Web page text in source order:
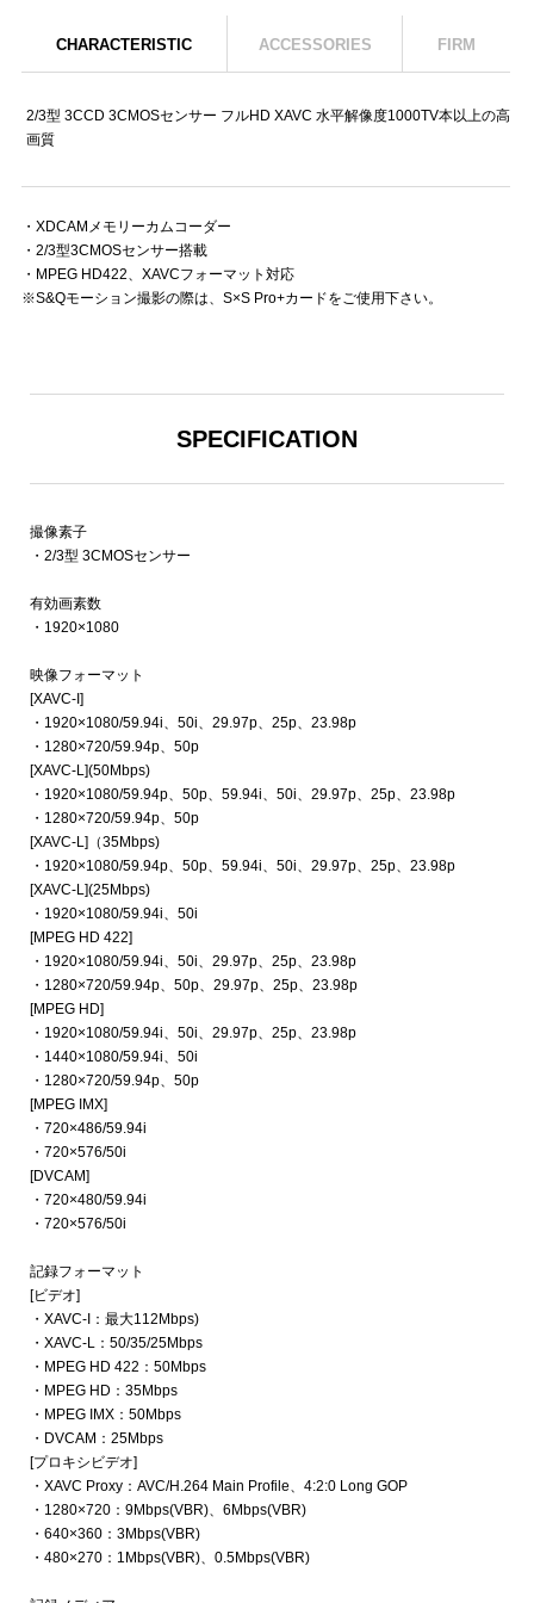
CHARACTERISTIC ACCESSORIES FIRM
2/3型 3CCD 3CMOSセンサー フルHD XAVC 水平解像度1000TV本以上の高
画質
・XDCAMメモリーカムコーダー
・2/3型3CMOSセンサー搭載
・MPEG HD422、XAVCフォーマット対応
※S&Qモーション撮影の際は、S×S Pro+カードをご使用下さい。
SPECIFICATION
撮像素子
・2/3型 3CMOSセンサー
有効画素数
・1920×1080
映像フォーマット
[XAVC-I]
・1920×1080/59.94i、50i、29.97p、25p、23.98p
・1280×720/59.94p、50p
[XAVC-L](50Mbps)
・1920×1080/59.94p、50p、59.94i、50i、29.97p、25p、23.98p
・1280×720/59.94p、50p
[XAVC-L]（35Mbps)
・1920×1080/59.94p、50p、59.94i、50i、29.97p、25p、23.98p
[XAVC-L](25Mbps)
・1920×1080/59.94i、50i
[MPEG HD 422]
・1920×1080/59.94i、50i、29.97p、25p、23.98p
・1280×720/59.94p、50p、29.97p、25p、23.98p
[MPEG HD]
・1920×1080/59.94i、50i、29.97p、25p、23.98p
・1440×1080/59.94i、50i
・1280×720/59.94p、50p
[MPEG IMX]
・720×486/59.94i
・720×576/50i
[DVCAM]
・720×480/59.94i
・720×576/50i
記録フォーマット
[ビデオ]
・XAVC-I：最大112Mbps)
・XAVC-L：50/35/25Mbps
・MPEG HD 422：50Mbps
・MPEG HD：35Mbps
・MPEG IMX：50Mbps
・DVCAM：25Mbps
[プロキシビデオ]
・XAVC Proxy：AVC/H.264 Main Profile、4:2:0 Long GOP
・1280×720：9Mbps(VBR)、6Mbps(VBR)
・640×360：3Mbps(VBR)
・480×270：1Mbps(VBR)、0.5Mbps(VBR)